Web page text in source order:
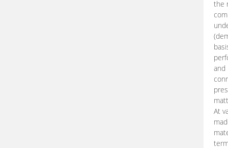
the
and
At